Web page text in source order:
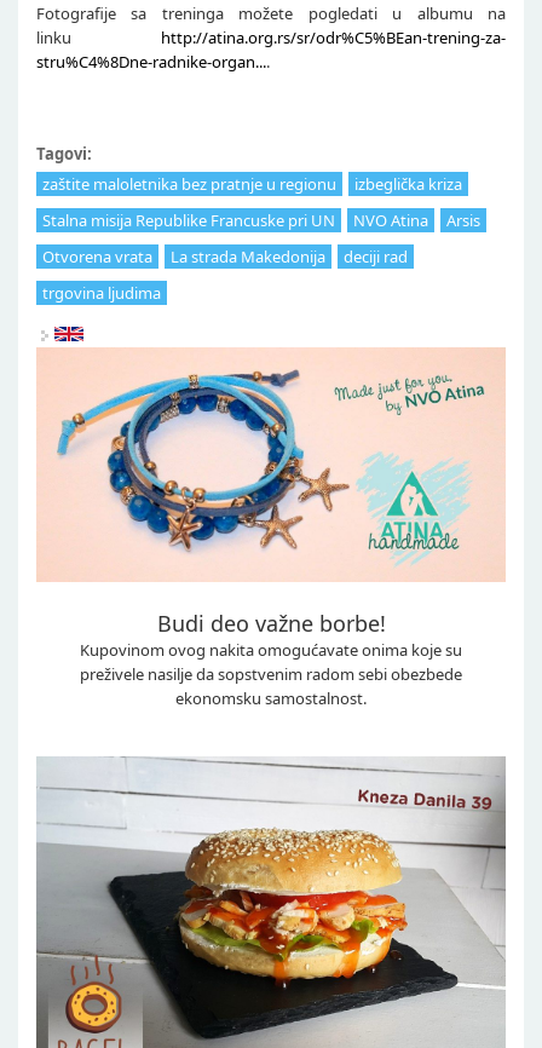
Fotografije sa treninga možete pogledati u albumu na
linku http://atina.org.rs/sr/odr%C5%BEan-trening-za-
stru%C4%8Dne-radnike-organ....
Tagovi:
zaštite maloletnika bez pratnje u regionu
izbeglička kriza
Stalna misija Republike Francuske pri UN
NVO Atina
Arsis
Otvorena vrata
La strada Makedonija
deciji rad
trgovina ljudima
Budi deo važne borbe!
Kupovinom ovog nakita omogućavate onima koje su
preživele nasilje da sopstvenim radom sebi obezbede
ekonomsku samostalnost.